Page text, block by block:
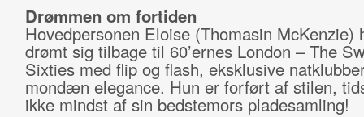
Drømmen om fortiden
Hovedpersonen Eloise (Thomasin McKenzie)
drømt sig tilbage til 60’ernes London – The
Sixties med flip og flash, eksklusive
mondæn elegance. Hun er forført af stilen,
ikke mindst af sin bedstemors pladesamling!